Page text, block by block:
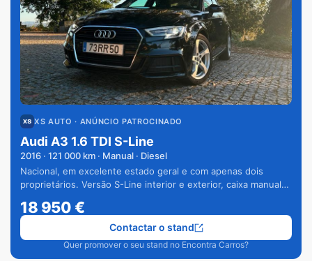
XS AUTO · ANÚNCIO PATROCINADO
Audi A3 1.6 TDI S-Line
2016 · 121 000 km · Manual · Diesel
Nacional, em excelente estado geral e com apenas dois
proprietários. Versão S-Line interior e exterior, caixa manual
18 950€
Quer promover o seu stand no Encontra Carros?
Contactar o stand